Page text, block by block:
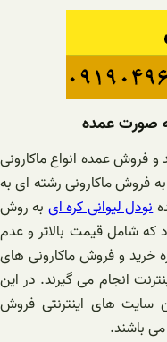
صورت عمده
فروش عمده انواع ماکارونی
فروش ماکارونی رشته ای به
نودل لیوانی کره ای به روش
که شامل قیمت بالاتر و عدم
خرید و فروش ماکارونی های
انجام می گیرند. در این
سایت های اینترنتی فروش
باشند.